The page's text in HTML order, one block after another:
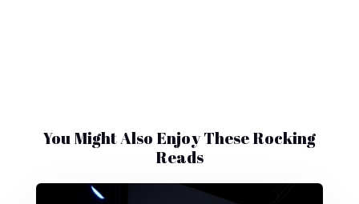
You Might Also Enjoy These Rocking
Reads